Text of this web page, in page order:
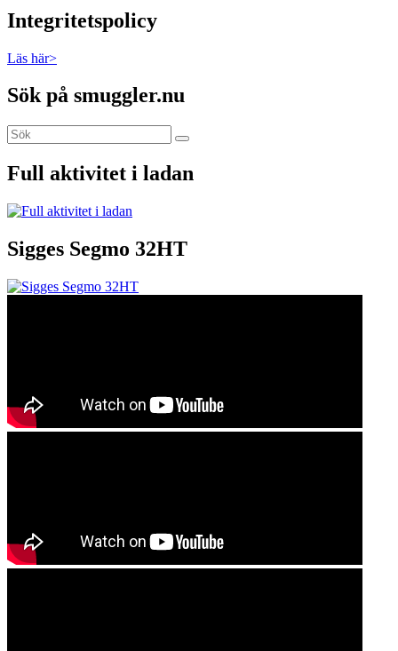
Integritetspolicy
Läs här>
Sök på smuggler.nu
Sök
efter:
Sök
Full aktivitet i ladan
Sigges Segmo 32HT